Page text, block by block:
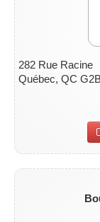
282 Rue Racine
Québec, QC